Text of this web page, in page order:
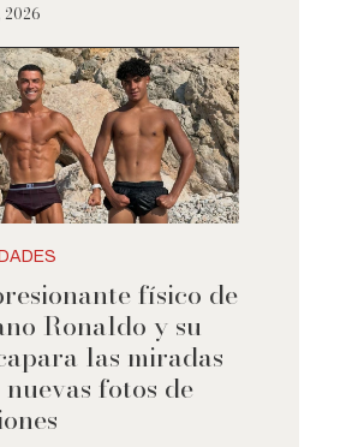
2026
físico de
Ronaldo y su
las miradas
nuevas fotos de